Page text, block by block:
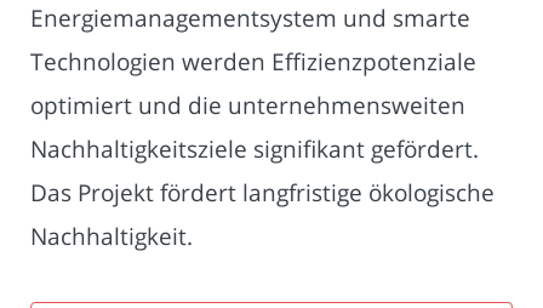
Energiemanagementsystem und smarte
Technologien werden Effizienzpotenziale
optimiert und die unternehmensweiten
Nachhaltigkeitsziele signifikant gefördert.
Das Projekt fördert langfristige ökologische
Nachhaltigkeit.